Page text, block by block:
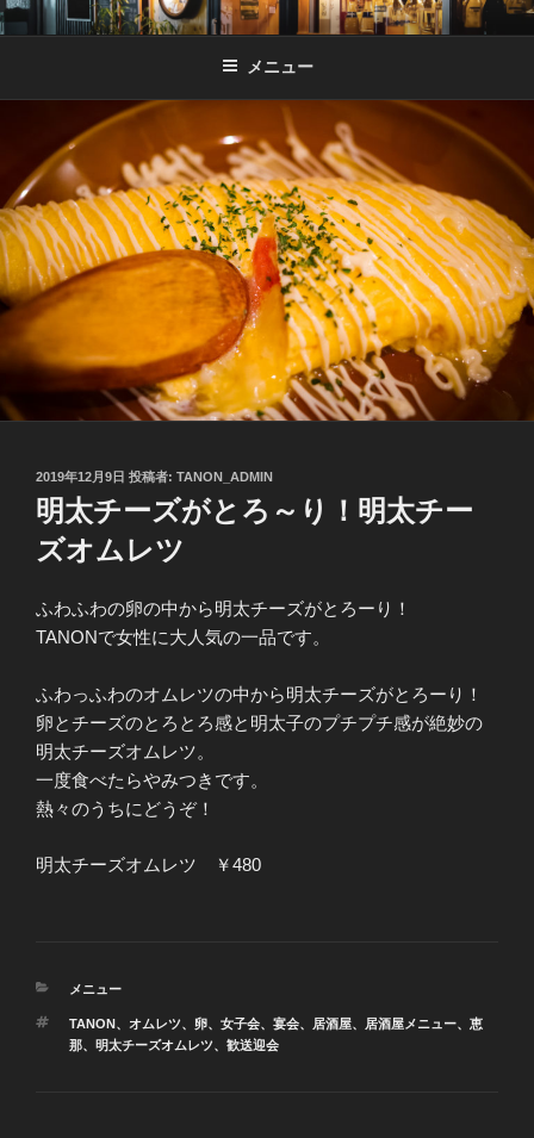
コ
ン
ン
キ
ッ
プ
居酒屋 TANON
恵那市の居酒屋タノン 気の合う仲間、女子会、デート、合コンにもお
メニュー
投
稿
日:
2019年12月9日 投稿者: TANON_ADMIN
明太チーズがとろ～り！明太チー
ズオムレツ
ふわふわの卵の中から明太チーズがとろーり！
TANONで女性に大人気の一品です。
ふわっふわのオムレツの中から明太チーズがとろーり！
卵とチーズのとろとろ感と明太子のプチプチ感が絶妙の
明太チーズオムレツ。
一度食べたらやみつきです。
熱々のうちにどうぞ！
明太チーズオムレツ ￥480
カ
ゴ
リ
メニュー
タ
グ
TANON、 オムレツ、 卵、 女子会、 宴会、 居酒屋、 居酒屋メニュー、 恵
那、 明太チーズオムレツ、 歓送迎会